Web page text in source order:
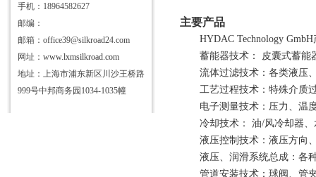
手机：18964582627
邮编：
邮箱：office39@silkroad24.com
网址： www.lxmsilkroad.com
地址：上海市浦东新区川沙王桥路
999号中邦商务园1034-1035幢
主要产品
HYDAC Technology
蓄能器技术：
皮囊式蓄能
流体过滤技术：各类液压
工艺过程技术：特殊介质
电子测量技术：压力、温
冷却技术：
油/风冷却器
液压控制技术：液压方向
液压、润滑系统总成：各
管道安装技术：球阀、管